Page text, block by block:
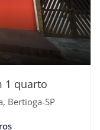
1 quarto
Bertioga-SP